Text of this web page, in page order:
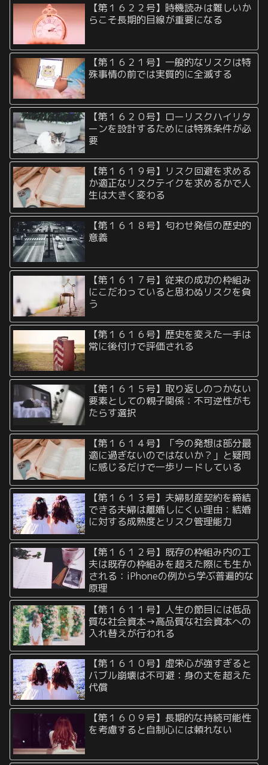
【第１６２２号】時機読みは難しいか
らこそ長期的目線が重要になる
【第１６２１号】一般的なリスクは特
殊事情の前では実質的に全滅する
【第１６２０号】ローリスクハイリタ
ーンを設計するためには特殊条件が必
要
【第１６１９号】リスク回避を求める
か適正なリスクテイクを求めるかで人
生は大きく変わる
【第１６１８号】匂わせ発信の歴史的
意義
【第１６１７号】従来の成功の枠組み
にこだわっていると思わぬリスクを負
う
【第１６１６号】歴史を変えた一手は
常に後付けで評価される
【第１６１５号】取り返しのつかない
要素としての親子関係：不可逆性がも
たらす選択
【第１６１４号】「今の発想は部分最
適に過ぎないのではないか？」と疑問
に感じるだけで一歩リードしている
【第１６１３号】夫婦財産契約を締結
できる夫婦は離婚しにくい理由：結婚
に対する成熟度とリスク管理能力
【第１６１２号】既存の枠組み内の工
夫は既存の枠組みを超えた際にも生か
される：iPhoneの例から学ぶ普遍的な
原理
【第１６１１号】人生の節目には低品
質な社会資本→高品質な社会資本への
入れ替えが行われる
【第１６１０号】虚栄心が強すぎると
バブル崩壊は不可避：身の丈を超えた
代償
【第１６０９号】長期的な持続可能性
を考慮すると自制心には頼れない